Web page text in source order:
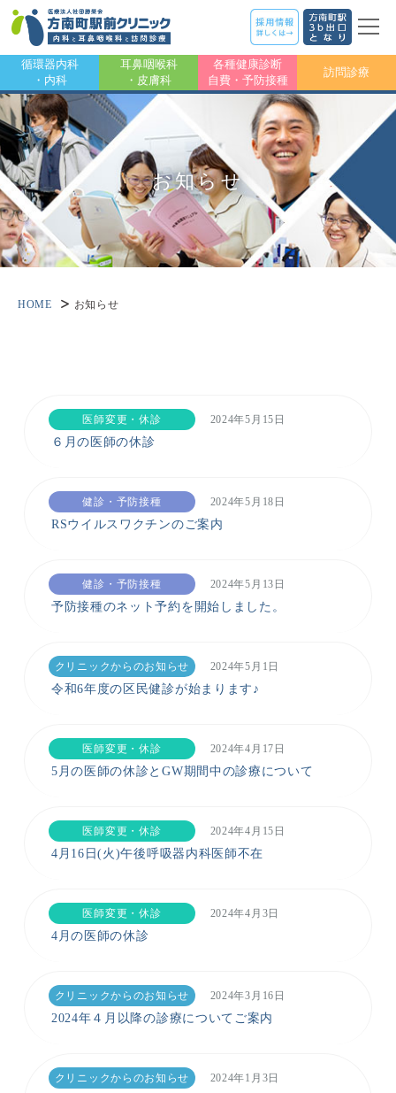
循環器内科
・内科
耳鼻咽喉科
・皮膚科
各種健康診断
自費・予防接種
訪問診療
お知らせ
HOME お知らせ
医師変更・休診 2024年5月15日
６月の医師の休診
健診・予防接種 2024年5月18日
RSウイルスワクチンのご案内
健診・予防接種 2024年5月13日
予防接種のネット予約を開始しました。
クリニックからのお知らせ 2024年5月1日
令和6年度の区民健診が始まります♪
医師変更・休診 2024年4月17日
5月の医師の休診とGW期間中の診療について
医師変更・休診 2024年4月15日
4月16日(火)午後呼吸器内科医師不在
医師変更・休診 2024年4月3日
4月の医師の休診
クリニックからのお知らせ 2024年3月16日
2024年４月以降の診療についてご案内
クリニックからのお知らせ 2024年1月3日